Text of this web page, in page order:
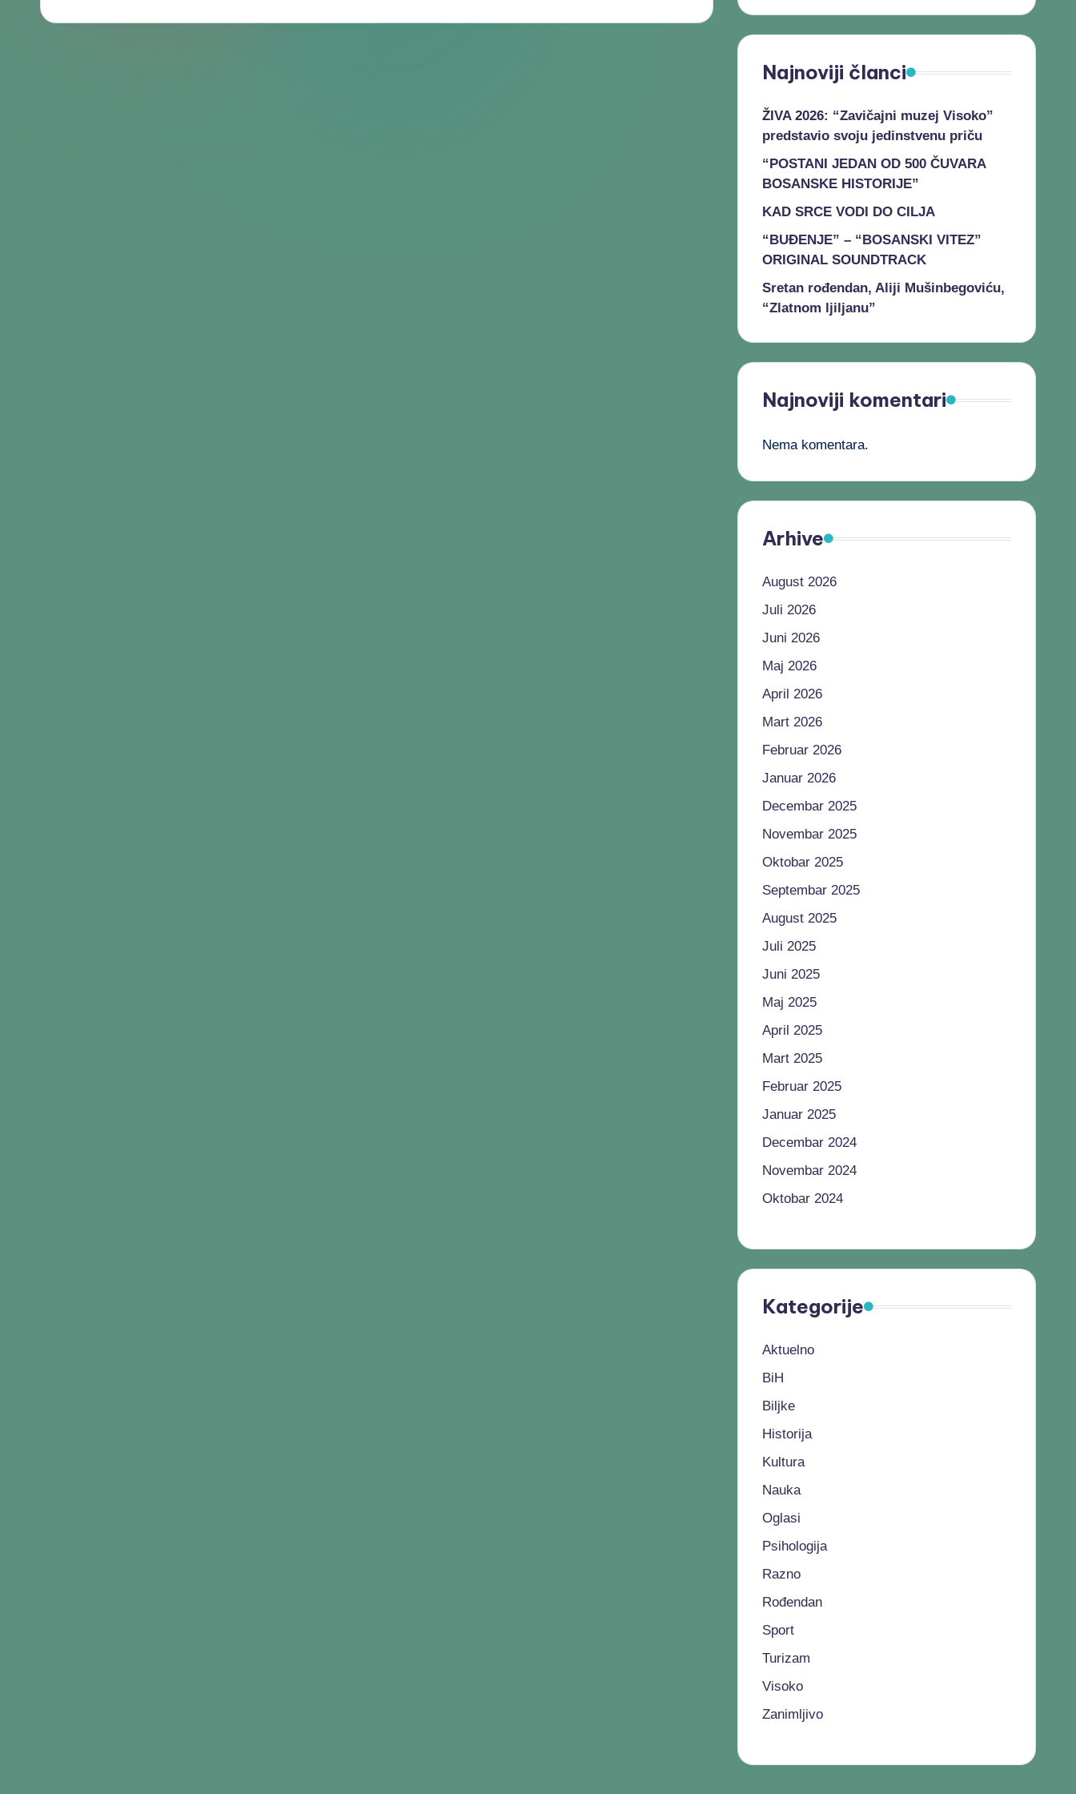
Najnoviji članci
ŽIVA 2026: “Zavičajni muzej Visoko”
predstavio svoju jedinstvenu priču
“POSTANI JEDAN OD 500 ČUVARA
BOSANSKE HISTORIJE”
KAD SRCE VODI DO CILJA
“BUĐENJE” – “BOSANSKI VITEZ”
ORIGINAL SOUNDTRACK
Sretan rođendan, Aliji Mušinbegoviću,
“Zlatnom ljiljanu”
Najnoviji komentari
Nema komentara.
Arhive
August 2026
Juli 2026
Juni 2026
Maj 2026
April 2026
Mart 2026
Februar 2026
Januar 2026
Decembar 2025
Novembar 2025
Oktobar 2025
Septembar 2025
August 2025
Juli 2025
Juni 2025
Maj 2025
April 2025
Mart 2025
Februar 2025
Januar 2025
Decembar 2024
Novembar 2024
Oktobar 2024
Kategorije
Aktuelno
BiH
Biljke
Historija
Kultura
Nauka
Oglasi
Psihologija
Razno
Rođendan
Sport
Turizam
Visoko
Zanimljivo